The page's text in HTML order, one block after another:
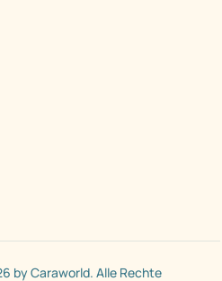
by Caraworld. Alle Rechte